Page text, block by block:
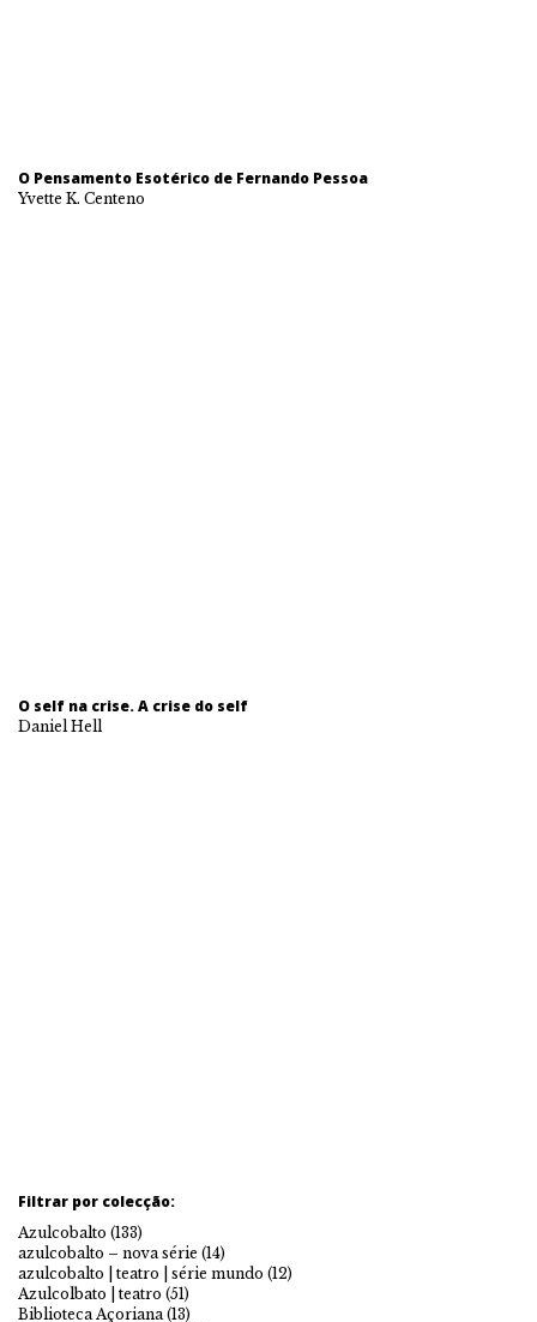
O Pensamento Esotérico de Fernando Pessoa
Yvette K. Centeno
O self na crise. A crise do self
Daniel Hell
Filtrar por colecção:
Azulcobalto (133)
azulcobalto – nova série (14)
azulcobalto | teatro | série mundo (12)
Azulcolbato | teatro (51)
Biblioteca Açoriana(13)